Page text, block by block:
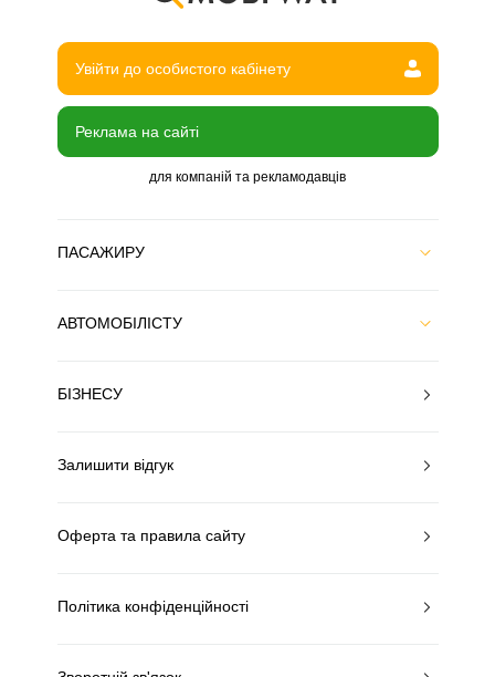
Увійти до особистого кабінету
Реклама на сайті
для компаній та рекламодавців
ПАСАЖИРУ
АВТОМОБІЛІСТУ
БІЗНЕСУ
Залишити відгук
Оферта та правила сайту
Політика конфіденційності